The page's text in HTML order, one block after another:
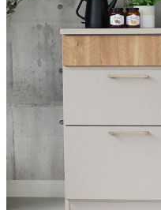
前板
強化紙
構造部材
MDF
引出レール仕様
天板耐荷重
約50Kg